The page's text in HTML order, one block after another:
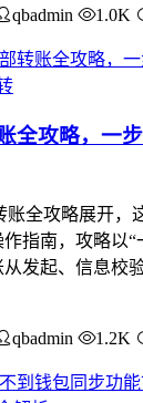
qbadmin 1.0K
全攻略，一
账全攻略展开，
指南，攻略以“
发起、信息校
qbadmin 1.2K